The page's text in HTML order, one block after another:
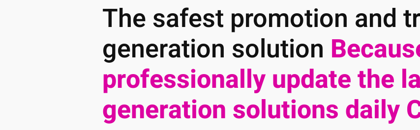
The safest promotion and
generation solution
professionally update the
generation solutions daily